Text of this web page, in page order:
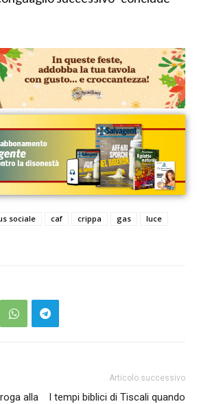
sociale caf crippa gas
luce
alla
Articolo successivo
I tempi biblici di Tiscali quando